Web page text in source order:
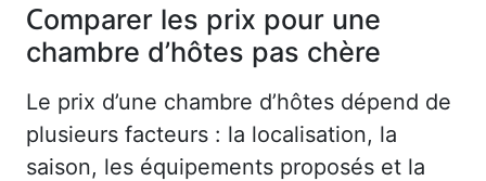
Comparer les prix pour une
chambre d’hôtes pas chère
Le prix d’une chambre d’hôtes dépend de
plusieurs facteurs : la localisation, la
saison, les équipements proposés et la